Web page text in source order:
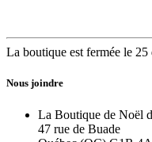
La boutique est fermée le
Nous joindre
La Boutique de Noël
47 rue de Buade